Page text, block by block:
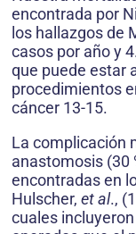
encontrada por
los hallazgos de
casos por año y
que puede estar
procedimientos
cáncer 13-15.
La complicación
anastomosis (30
encontradas en
Hulscher, et al.,
cuales